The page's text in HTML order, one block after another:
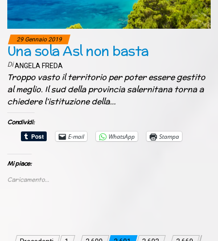
29 Gennaio 2019
Una sola Asl non basta
DiANGELA FREDA
Troppo vasto il territorio per poter essere gestito
al meglio. Il sud della provincia salernitana torna a
chiedere l’istituzione della…
Condividi:
E-mail
WhatsApp Stampa
Mi piace:
Caricamento...